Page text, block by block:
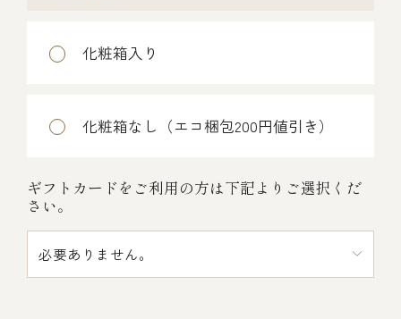
￥10,000～￥14,999
￥15,000～￥19,999
化粧箱入り
化粧箱なし（エコ梱包200円値引き）
ギフトカードをご利用の方は下記よりご選択くだ
さい。